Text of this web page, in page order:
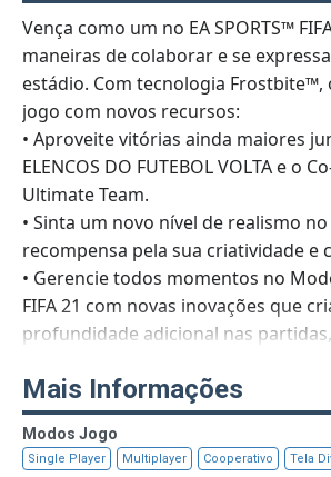
Vença como um no EA SPORTS™
maneiras de colaborar e se
estádio. Com tecnologia Frostbite™,
jogo com novos recursos:
• Aproveite vitórias ainda maiores
ELENCOS DO FUTEBOL VOLTA e o
Ultimate Team.
• Sinta um novo nível de realismo
recompensa pela sua criatividade e
• Gerencie todos momentos no
FIFA 21 com novas inovações que
profundidade adicional nas
• Experimente uma autenticidade
proporciona a experiência mais
Jogo do Mundo, incluindo a UEFA
Mais Informações
Modos Jogo
Single Player Multiplayer Cooperativo Tela